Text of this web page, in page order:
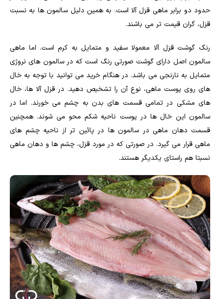
حدود دو برابر ماهی قزل آلا است. به همین دلیل سالمون ها به نسبت
قزل، گران قیمت تر می باشند.
رنگ گوشت قزل آلا معمولا سفید و متمایل به کرم است. اما ماهی
سالمون اصل دارای گوشت صورتی رنگ است که در سالمون های نروژی
متمایل به نارنجی می باشد. در هنگام خرید می توانید با توجه به خال
های روی پوست ماهی، نوع آن را تشخیص دهید. در قزل آلا ها، خال
های مشکی در تمامی قسمت های بدن به چشم می خورند. اما در
سالمون این خال ها در پوست ناحیه شکم محو می شوند. همچنین
قسمت دهان ماهی در سالمون ها در پائین تر از ناحیه چشم های
ماهی قرار می گیرد. در صورتی که در مورد قزل، چشم ها و دهان ماهی
نسبتا هم راستای یکدیگر هستند.